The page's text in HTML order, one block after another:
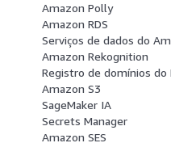
Amazon Polly
Amazon RDS
Serviços de dados do
Amazon Rekognition
Registro de domínios do
Amazon S3
SageMaker IA
Secrets Manager
Amazon SES